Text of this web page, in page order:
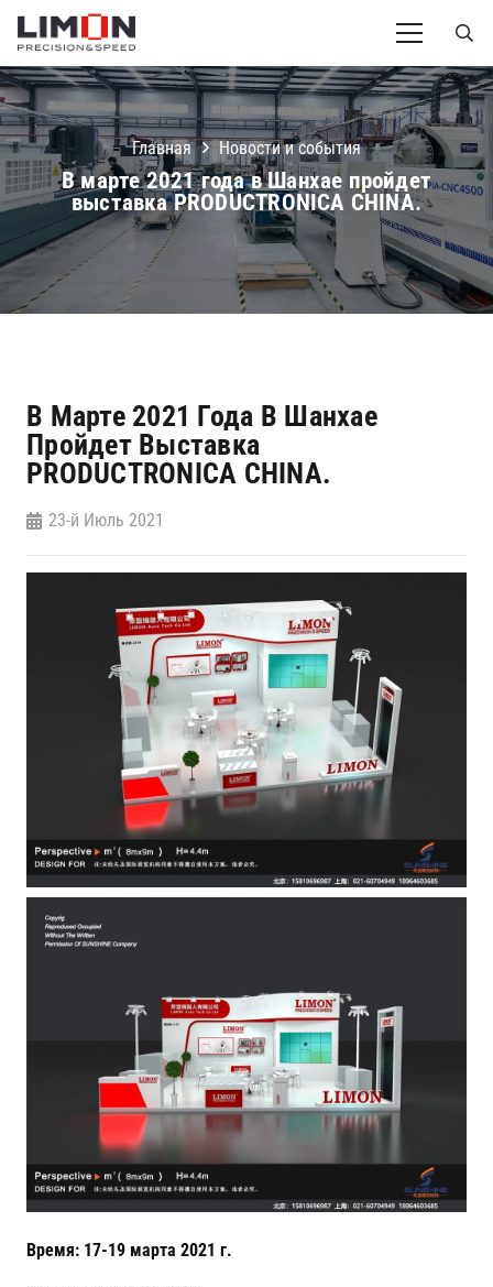
Главная Новости и события
В марте 2021 года в Шанхае пройдет
выставка PRODUCTRONICA CHINA.
В Марте 2021 Года В Шанхае
Пройдет Выставка
PRODUCTRONICA CHINA.
23-й Июль 2021
Время: 17-19 марта 2021 г.